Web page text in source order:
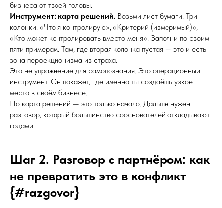
бизнеса от твоей головы.
Инструмент: карта решений. Возьми лист бумаги. Три
колонки: «Что я контролирую», «Критерий (измеримый)»,
«Кто может контролировать вместо меня». Заполни по своим
пяти примерам. Там, где вторая колонка пустая — это и есть
зона перфекционизма из страха.
Это не упражнение для самопознания. Это операционный
инструмент. Он покажет, где именно ты создаёшь узкое
место в своём бизнесе.
Но карта решений — это только начало. Дальше нужен
разговор, который большинство сооснователей откладывают
годами.
Шаг 2. Разговор с партнёром: как
не превратить это в конфликт
{#razgovor}